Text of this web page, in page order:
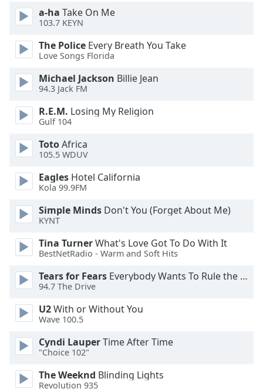
dialog
window.
Escape
cancel
and
close
Text
Color
Opacity
Text
Background
Background
Color
a-ha Take On Me
103.7 KEYN
The Police Every Breath You Take
Love Songs Florida
Michael Jackson Billie Jean
94.3 Jack FM
R.E.M. Losing My Religion
Gulf 104
TotoAfrica
105.5 WDUV
Eagles Hotel California
Kola 99.9FM
Simple Minds Don't You (Forget About Me)
KYNT
Tina TurnerWhat's Love Got To Do With It
BestNetRadio - Warm and Soft Hits
Tears for Fears Everybody Wants To Rule the World
94.7 The Drive
U2With or Without You
Wave 100.5
Cyndi LauperTime After Time
"Choice 102"
The Weeknd Blinding Lights
Revolution 935